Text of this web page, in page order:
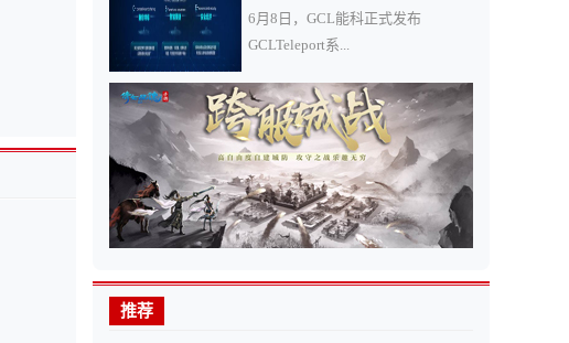
6月8日，GCL能科正式发布
GCLTeleport系...
推荐